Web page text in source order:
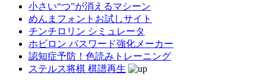
小さい“つ”が消えるマシーン
めんまフォントお試しサイト
チンチロリン シミュレータ
ホビロン パスワード強化メーカー
認知症予防！色読みトレーニング
ステルス将棋 棋譜再生